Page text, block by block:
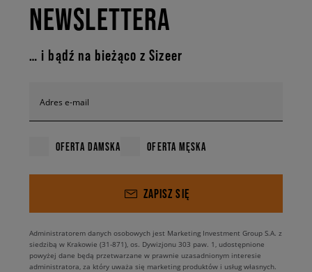
NEWSLETTERA
… i bądź na bieżąco z Sizeer
Adres e-mail
OFERTA DAMSKA OFERTA MĘSKA
ZAPISZ SIĘ
Administratorem danych osobowych jest Marketing Investment Group S.A. z
siedzibą w Krakowie (31-871), os. Dywizjonu 303 paw. 1, udostępnione
powyżej dane będą przetwarzane w prawnie uzasadnionym interesie
administratora, za który uważa się marketing produktów i usług własnych.